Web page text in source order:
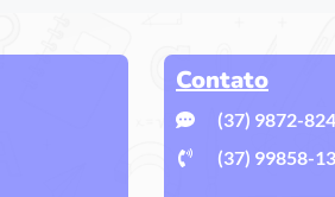
Contato
(37) 9872-
(37) 99858-